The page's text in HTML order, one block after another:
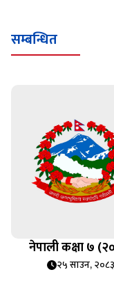
सम्बन्धित
नेपाली कक्षा ७
२५ साउन, २०८३